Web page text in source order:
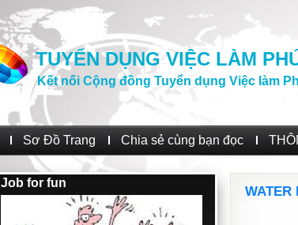
TUYỂN DỤNG VIỆC LÀM
Kết nối Cộng đồng Tuyển dụng Việc làm
Sơ Đồ Trang Chia sẻ cùng bạn đọc
Job for fun
WATER